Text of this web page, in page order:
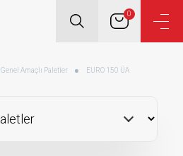
0
Genel Amaçlı Paletler EURO 150 ÜA